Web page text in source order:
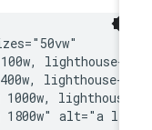
100w, lighthouse-
400w, lighthouse-
1000w,